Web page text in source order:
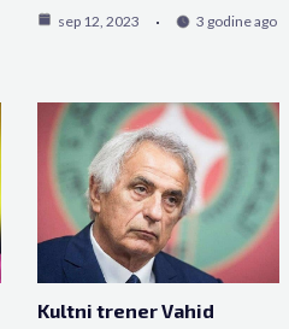
sep 12, 2023 3 godine ago
Kultni trener Vahid